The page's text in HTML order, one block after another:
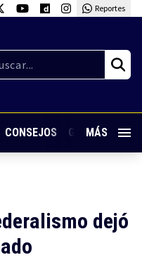
Reportes
CONSEJOS GUARDIA
MÁS
dejó